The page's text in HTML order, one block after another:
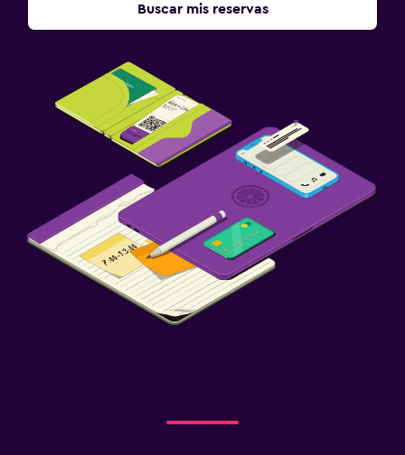
Buscar mis reservas